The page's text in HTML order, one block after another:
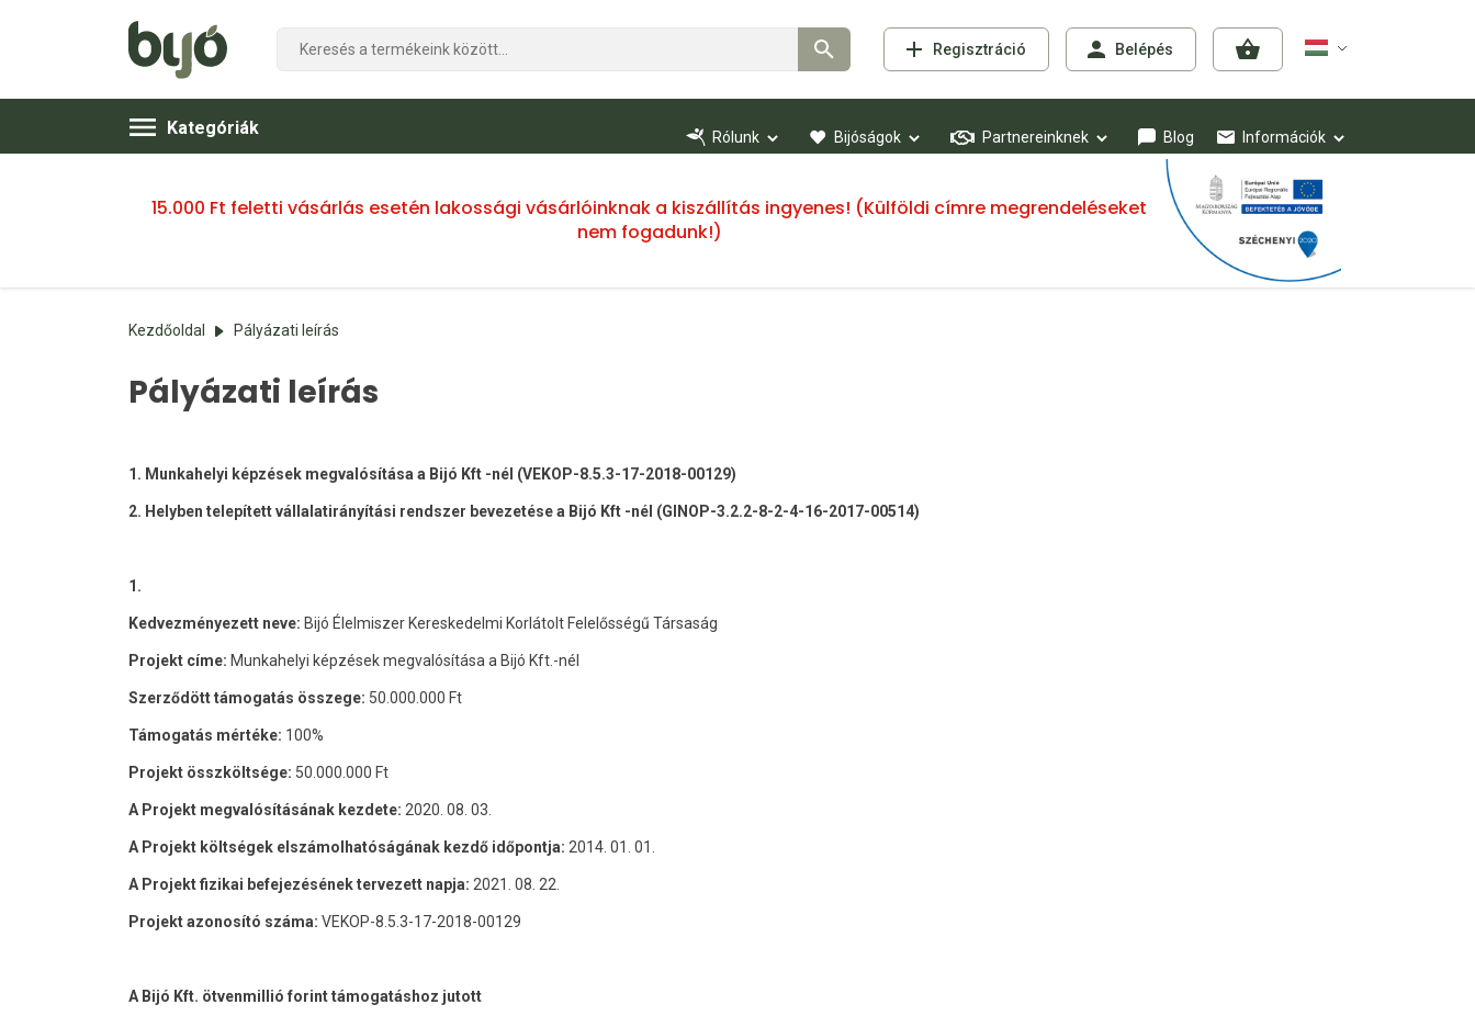
Regisztráció Belépés
Kategóriák Rólunk Bijóságok Partnereinknek Blog Információk
15.000 Ft feletti vásárlás esetén lakossági vásárlóinknak a kiszállítás ingyenes! (Külföldi címre megrendeléseket
nem fogadunk!)
Kezdőoldal Pályázati leírás
Pályázati leírás
1. Munkahelyi képzések megvalósítása a Bijó Kft -nél (VEKOP-8.5.3-17-2018-00129)
2. Helyben telepített vállalatirányítási rendszer bevezetése a Bijó Kft -nél (GINOP-3.2.2-8-2-4-16-2017-00514)
1.
Kedvezményezett neve: Bijó Élelmiszer Kereskedelmi Korlátolt Felelősségű Társaság
Projekt címe: Munkahelyi képzések megvalósítása a Bijó Kft.-nél
Szerződött támogatás összege: 50.000.000 Ft
Támogatás mértéke: 100%
Projekt összköltsége: 50.000.000 Ft
A Projekt megvalósításának kezdete: 2020. 08. 03.
A Projekt költségek elszámolhatóságának kezdő időpontja: 2014. 01. 01.
A Projekt fizikai befejezésének tervezett napja: 2021. 08. 22.
Projekt azonosító száma: VEKOP-8.5.3-17-2018-00129
A Bijó Kft. ötvenmillió forint támogatáshoz jutott